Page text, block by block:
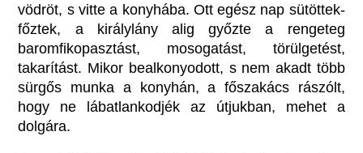
vödröt, s vitte a konyhába. Ott egész nap sütöttek-
főztek, a királylány alig győzte a rengeteg
baromfikopasztást, mosogatást, törülgetést,
takarítást. Mikor bealkonyodott, s nem akadt több
sürgős munka a konyhán, a főszakács rászólt,
hogy ne lábatlankodjék az útjukban, mehet a
dolgára.